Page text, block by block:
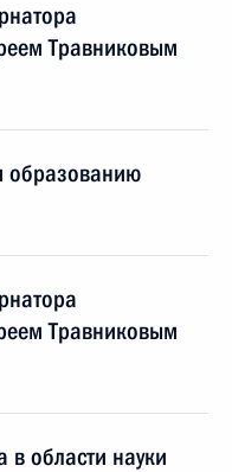
Травниковым
образованию
Травниковым
в области науки